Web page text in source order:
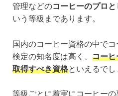
管理などのコーヒーのプロ
いう等級まであります。
国内のコーヒー資格の中で
検定の知名度は高く、 コーヒ
取得すべき資格といえるでし
等級ごとに着実にコーヒー